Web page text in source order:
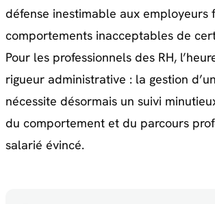
défense inestimable aux employeurs
comportements inacceptables de
Pour les professionnels des RH,
rigueur administrative : la gestion
nécessite désormais un suivi
du comportement et du parcours
salarié évincé.